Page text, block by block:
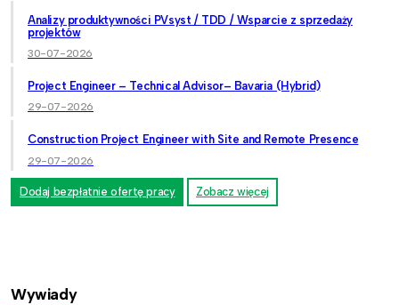
Analizy produktywności PVsyst / TDD / Wsparcie z sprzedaży
projektów
30-07-2026
Project Engineer – Technical Advisor– Bavaria (Hybrid)
29-07-2026
Construction Project Engineer with Site and Remote Presence
29-07-2026
Dodaj bezpłatnie ofertę pracy Zobacz więcej
Wywiady